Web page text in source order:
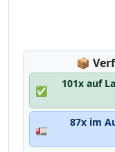
📦
✅
101x auf
🚛
87x im